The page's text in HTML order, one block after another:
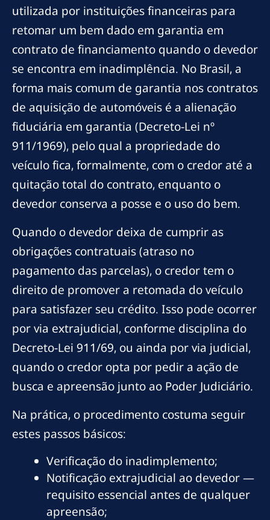
utilizada por instituições financeiras para
retomar um bem dado em garantia em
contrato de financiamento quando o devedor
se encontra em inadimplência. No Brasil, a
forma mais comum de garantia nos contratos
de aquisição de automóveis é a alienação
fiduciária em garantia (Decreto-Lei nº
911/1969), pelo qual a propriedade do
veículo fica, formalmente, com o credor até a
quitação total do contrato, enquanto o
devedor conserva a posse e o uso do bem.
Quando o devedor deixa de cumprir as
obrigações contratuais (atraso no
pagamento das parcelas), o credor tem o
direito de promover a retomada do veículo
para satisfazer seu crédito. Isso pode ocorrer
por via extrajudicial, conforme disciplina do
Decreto-Lei 911/69, ou ainda por via judicial,
quando o credor opta por pedir a ação de
busca e apreensão junto ao Poder Judiciário.
Na prática, o procedimento costuma seguir
estes passos básicos:
Verificação do inadimplemento;
Notificação extrajudicial ao devedor —
requisito essencial antes de qualquer
apreensão;